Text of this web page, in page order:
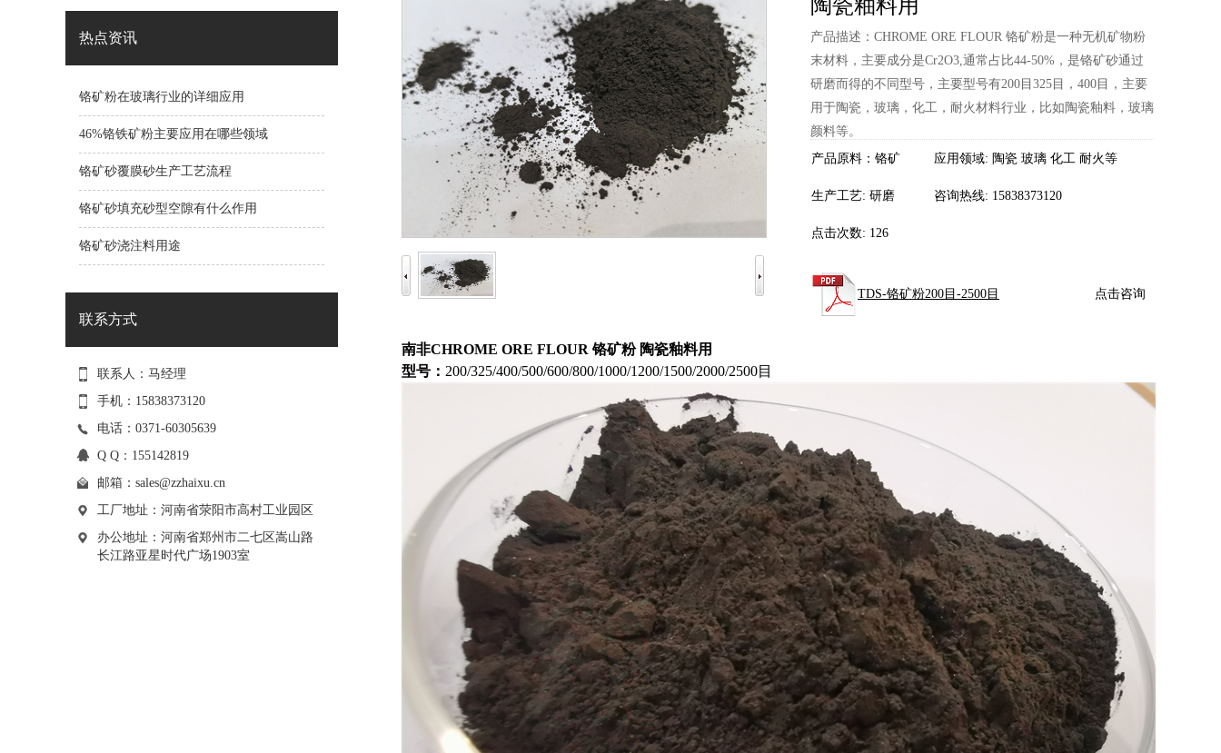
热点资讯
铬矿粉在玻璃行业的详细应用
46%铬铁矿粉主要应用在哪些领域
铬矿砂覆膜砂生产工艺流程
铬矿砂填充砂型空隙有什么作用
铬矿砂浇注料用途
联系方式
联系人：马经理
手机：15838373120
电话：0371-60305639
Q Q：155142819
邮箱： sales@zzhaixu.cn
工厂地址：河南省荥阳市高村工业园区
办公地址：河南省郑州市二七区嵩山路
长江路亚星时代广场1903室
陶瓷釉料用
产品描述：CHROME ORE FLOUR 铬矿粉是一种无机矿物粉
末材料，主要成分是Cr2O3,通常占比44-50%，是铬矿砂通过
研磨而得的不同型号，主要型号有200目325目，400目，主要
用于陶瓷，玻璃，化工，耐火材料行业，比如陶瓷釉料，玻璃
颜料等。
产品原料：铬矿
应用领域: 陶瓷 玻璃 化工 耐火等
生产工艺: 研磨 咨询热线: 15838373120
点击次数: 126
TDS-铬矿粉200目-2500目 点击咨询
南非CHROME ORE FLOUR 铬矿粉 陶瓷釉料用
型号： 200/325/400/500/600/800/1000/1200/1500/2000/2500目